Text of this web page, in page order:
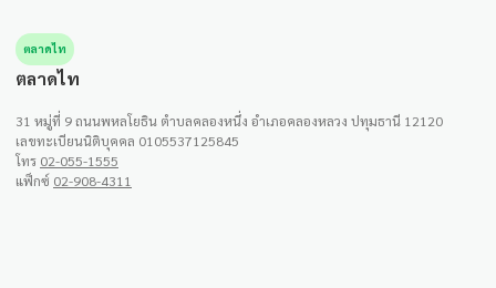
ตลาดไท
ตลาดไท
31 หมู่ที่ 9 ถนนพหลโยธิน ตำบลคลองหนึ่ง อำเภอคลองหลวง ปทุมธานี 12120
เลขทะเบียนนิติบุคคล 0105537125845
โทร 02-055-1555
แฟ็กซ์ 02-908-4311